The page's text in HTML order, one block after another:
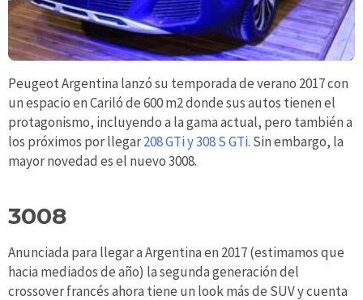
Peugeot Argentina lanzó su temporada de verano 2017 con
un espacio en Cariló de 600 m2 donde sus autos tienen el
protagonismo, incluyendo a la gama actual, pero también a
los próximos por llegar208 GTi y 308 S GTi. Sin embargo, la
mayor novedad es el nuevo 3008.
3008
Anunciada para llegar a Argentina en 2017 (estimamos que
hacia mediados de año) la segunda generación del
crossover francés ahora tiene un look más de SUV y cuenta